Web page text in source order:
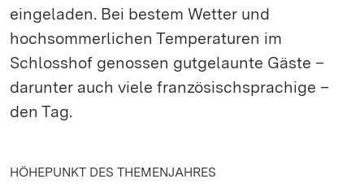
eingeladen. Bei bestem Wetter und
hochsommerlichen Temperaturen im
Schlosshof genossen gutgelaunte Gäste –
darunter auch viele französischsprachige –
den Tag.
HÖHEPUNKT DES THEMENJAHRES